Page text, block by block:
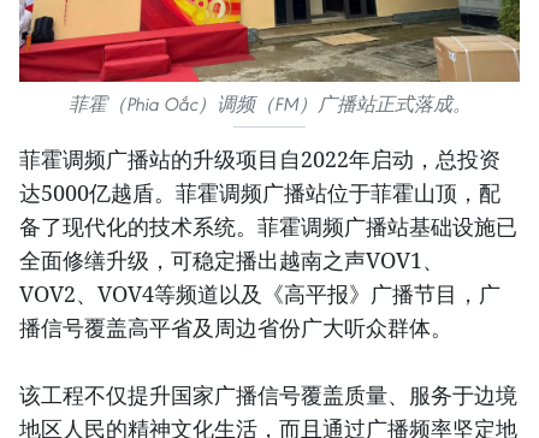
菲霍（Phia Oắc）调频（FM）广播站正式落成。
菲霍调频广播站的升级项目自2022年启动，总投资
达5000亿越盾。菲霍调频广播站位于菲霍山顶，配
备了现代化的技术系统。菲霍调频广播站基础设施已
全面修缮升级，可稳定播出越南之声VOV1、
VOV2、VOV4等频道以及《高平报》广播节目，广
播信号覆盖高平省及周边省份广大听众群体。
该工程不仅提升国家广播信号覆盖质量、服务于边境
地区人民的精神文化生活，而且通过广播频率坚定地